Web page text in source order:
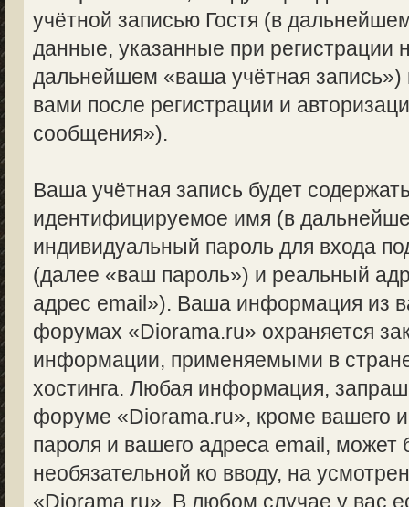
учётной записью Гостя (в
данные, указанные при
дальнейшем «ваша учётная
вами после регистрации и
сообщения»).
Ваша учётная запись будет
идентифицируемое имя (в
индивидуальный пароль для входа
(далее «ваш пароль») и реальный
адрес email»). Ваша информация из
форумах «Diorama.ru» охраняется
информации, применяемыми в
хостинга. Любая информация,
форуме «Diorama.ru», кроме вашего
пароля и вашего адреса email, может
необязательной ко вводу, на
«Diorama.ru». В любом случае у вас